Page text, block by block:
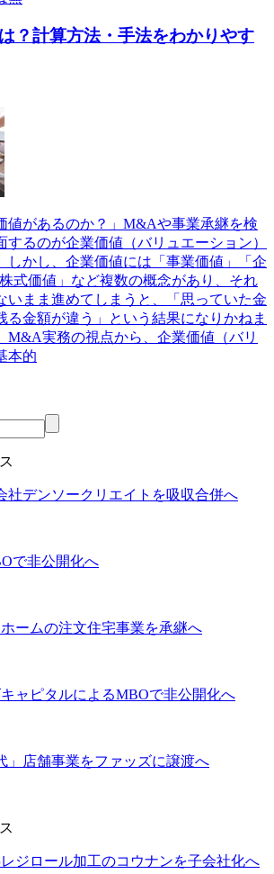
？計算方法・手法をわかりやす
値があるのか？」M&Aや事業承継を検
するのが企業価値（バリュエーション）
しかし、企業価値には「事業価値」「企
式価値」など複数の概念があり、それ
いまま進めてしまうと、「思っていた金
る金額が違う」という結果になりかねま
M&A実務の視点から、企業価値（バリ
本的
社デンソークリエイトを吸収合併へ
で非公開化へ
ームの注文住宅事業を承継へ
ャピタルによるMBOで非公開化へ
」店舗事業をファッズに譲渡へ
ジロール加工のコウナンを子会社化へ